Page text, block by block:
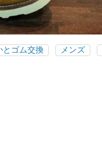
とゴム交換 メンズ